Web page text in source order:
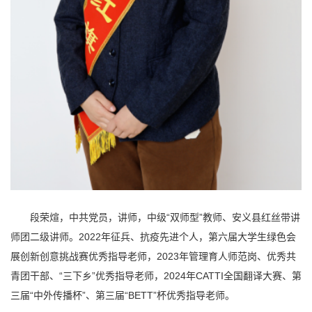
段荣煊，中共党员，讲师，中级“双师型”教师、安义县红丝带讲
师团二级讲师。2022年征兵、抗疫先进个人，第六届大学生绿色会
展创新创意挑战赛优秀指导老师，2023年管理育人师范岗、优秀共
青团干部、“三下乡”优秀指导老师，2024年CATTI全国翻译大赛、第
三届“中外传播杯”、第三届“BETT”杯优秀指导老师。